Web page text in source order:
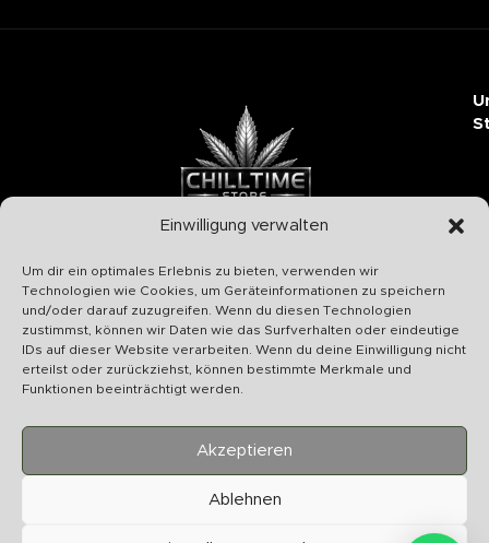
Einwilligung verwalten
Um dir ein optimales Erlebnis zu bieten, verwenden wir
Technologien wie Cookies, um Geräteinformationen zu speichern
und/oder darauf zuzugreifen. Wenn du diesen Technologien
zustimmst, können wir Daten wie das Surfverhalten oder eindeutige
IDs auf dieser Website verarbeiten. Wenn du deine Einwilligung nicht
erteilst oder zurückziehst, können bestimmte Merkmale und
Funktionen beeinträchtigt werden.
Akzeptieren
Ablehnen
Chilltime Store
07331 4577974
Info@chilltime.de
Bahnhofstr. 19 73312 Geislingen